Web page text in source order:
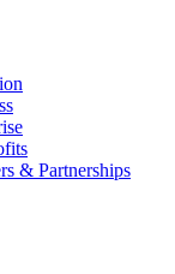
& Partnerships